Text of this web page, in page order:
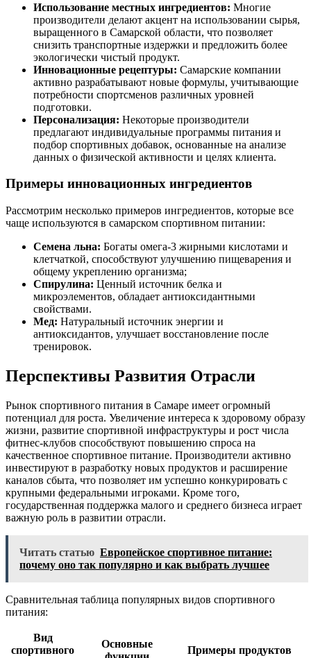
Использование местных ингредиентов: Многие
производители делают акцент на использовании сырья,
выращенного в Самарской области, что позволяет
снизить транспортные издержки и предложить более
экологически чистый продукт.
Инновационные рецептуры: Самарские компании
активно разрабатывают новые формулы, учитывающие
потребности спортсменов различных уровней
подготовки.
Персонализация: Некоторые производители
предлагают индивидуальные программы питания и
подбор спортивных добавок, основанные на анализе
данных о физической активности и целях клиента.
Примеры инновационных ингредиентов
Рассмотрим несколько примеров ингредиентов, которые все
чаще используются в самарском спортивном питании:
Семена льна: Богаты омега-3 жирными кислотами и
клетчаткой, способствуют улучшению пищеварения и
общему укреплению организма;
Спирулина: Ценный источник белка и
микроэлементов, обладает антиоксидантными
свойствами.
Мед: Натуральный источник энергии и
антиоксидантов, улучшает восстановление после
тренировок.
Перспективы Развития Отрасли
Рынок спортивного питания в Самаре имеет огромный
потенциал для роста. Увеличение интереса к здоровому образу
жизни, развитие спортивной инфраструктуры и рост числа
фитнес-клубов способствуют повышению спроса на
качественное спортивное питание. Производители активно
инвестируют в разработку новых продуктов и расширение
каналов сбыта, что позволяет им успешно конкурировать с
крупными федеральными игроками. Кроме того,
государственная поддержка малого и среднего бизнеса играет
важную роль в развитии отрасли.
Читать статью Европейское спортивное питание:
почему оно так популярно и как выбрать лучшее
Сравнительная таблица популярных видов спортивного
питания:
Вид
спортивного
Основные
Примеры продуктов